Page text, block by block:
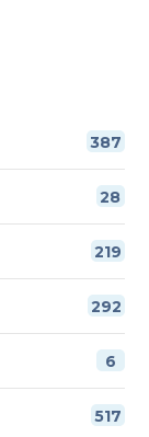
387
28
219
292
6
517